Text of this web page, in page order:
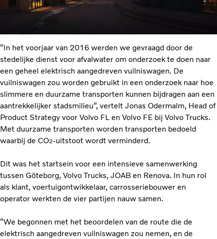
“In het voorjaar van 2016 werden we gevraagd door de
stedelijke dienst voor afvalwater om onderzoek te doen naar
een geheel elektrisch aangedreven vuilniswagen. De
vuilniswagen zou worden gebruikt in een onderzoek naar hoe
slimmere en duurzame transporten kunnen bijdragen aan een
aantrekkelijker stadsmilieu”, vertelt Jonas Odermalm, Head of
Product Strategy voor Volvo FL en Volvo FE bij Volvo Trucks.
Met duurzame transporten worden transporten bedoeld
waarbij de CO2-uitstoot wordt verminderd.
Dit was het startsein voor een intensieve samenwerking
tussen Göteborg, Volvo Trucks, JOAB en Renova. In hun rol
als klant, voertuigontwikkelaar, carrosseriebouwer en
operator werkten de vier partijen nauw samen.
“We begonnen met het beoordelen van de route die de
elektrisch aangedreven vuilniswagen zou nemen, en de